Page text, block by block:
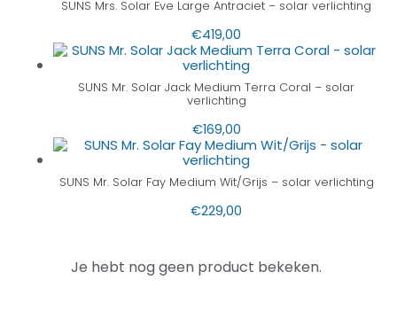
SUNS Mrs. Solar Eve Large Antraciet – solar verlichting
€419,00
SUNS Mr. Solar Jack Medium Terra Coral – solar
verlichting
€169,00
SUNS Mr. Solar Fay Medium Wit/Grijs – solar verlichting
€229,00
Je hebt nog geen product bekeken.